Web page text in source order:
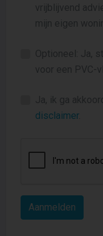
vrijblijvend
mijn eigen
Optioneel: Ja,
voor een PVC-
Ja, ik ga
disclaimer.